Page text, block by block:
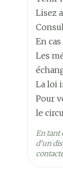
Lupus
Actifs
Lisez
En
Les
La loi
Pour
le
En tant
d'un